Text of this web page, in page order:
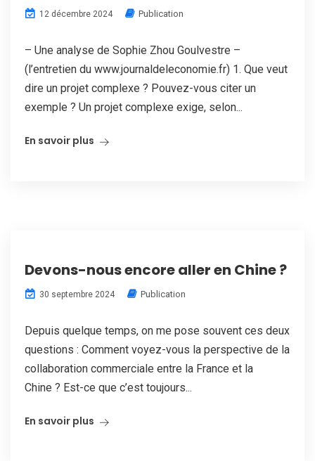
12 décembre 2024 Publication
– Une analyse de Sophie Zhou Goulvestre –
(l’entretien du www.journaldeleconomie.fr) 1. Que veut
dire un projet complexe ? Pouvez-vous citer un
exemple ? Un projet complexe exige, selon...
En savoir plus
Devons-nous encore aller en Chine ?
30 septembre 2024 Publication
Depuis quelque temps, on me pose souvent ces deux
questions : Comment voyez-vous la perspective de la
collaboration commerciale entre la France et la
Chine ? Est-ce que c’est toujours...
En savoir plus